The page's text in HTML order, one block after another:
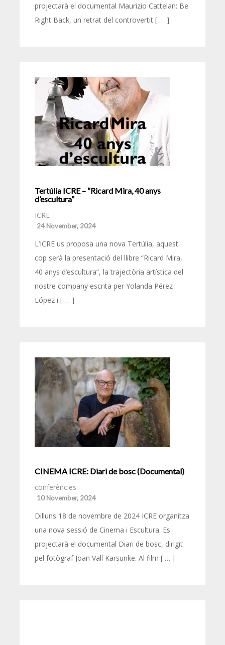
projectarà el documental Maurizio Cattelan: Be
Right Back, un retrat del controvertit [ … ]
Tertúlia ICRE – “Ricard Mira, 40 anys
d’escultura”
ICRE
24 November, 2024
L’ICRE us proposa una nova Tertúlia, aquest
cop serà la presentació del llibre “Ricard Mira,
40 anys d’escultura”, la trajectòria artística del
nostre company escrita per Yolanda Pérez
López i [ … ]
CINEMA ICRE: Diari de bosc (Documental)
conferències
10 November, 2024
Dilluns 18 de novembre de 2024 ICRE organitza
una nova sessió de Cinema i Escultura. Es
projectarà el documental Diari de bosc, dirigit
pel fotògraf Joan Vall Karsunke. Al film [ … ]